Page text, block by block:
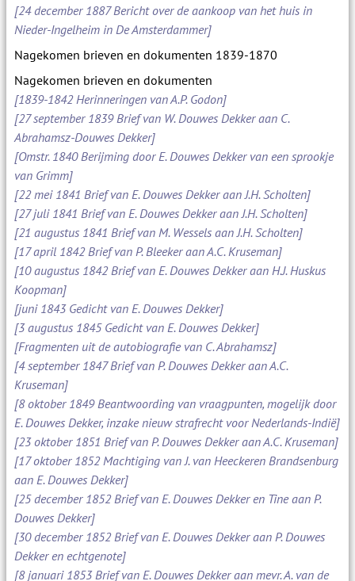
[24 december 1887 Bericht over de aankoop van het huis in
Nieder-Ingelheim in De Amsterdammer]
Nagekomen brieven en dokumenten 1839-1870
Nagekomen brieven en dokumenten
[1839-1842 Herinneringen van A.P. Godon]
[27 september 1839 Brief van W. Douwes Dekker aan C.
Abrahamsz-Douwes Dekker]
[Omstr. 1840 Berijming door E. Douwes Dekker van een sprookje
van Grimm]
[22 mei 1841 Brief van E. Douwes Dekker aan J.H. Scholten]
[27 juli 1841 Brief van E. Douwes Dekker aan J.H. Scholten]
[21 augustus 1841 Brief van M. Wessels aan J.H. Scholten]
[17 april 1842 Brief van P. Bleeker aan A.C. Kruseman]
[10 augustus 1842 Brief van E. Douwes Dekker aan H.J. Huskus
Koopman]
[juni 1843 Gedicht van E. Douwes Dekker]
[3 augustus 1845 Gedicht van E. Douwes Dekker]
[Fragmenten uit de autobiografie van C. Abrahamsz]
[4 september 1847 Brief van P. Douwes Dekker aan A.C.
Kruseman]
[8 oktober 1849 Beantwoording van vraagpunten, mogelijk door
E. Douwes Dekker, inzake nieuw strafrecht voor Nederlands-Indië]
[23 oktober 1851 Brief van P. Douwes Dekker aan A.C. Kruseman]
[17 oktober 1852 Machtiging van J. van Heeckeren Brandsenburg
aan E. Douwes Dekker]
[25 december 1852 Brief van E. Douwes Dekker en Tine aan P.
Douwes Dekker]
[30 december 1852 Brief van E. Douwes Dekker aan P. Douwes
Dekker en echtgenote]
[8 januari 1853 Brief van E. Douwes Dekker aan mevr. A. van de